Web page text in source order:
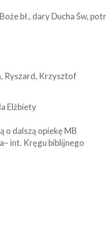
bł., dary Ducha Św,
Ryszard, Krzysztof
Elżbiety
o dalszą opiekę MB
int. Kręgu biblijnego